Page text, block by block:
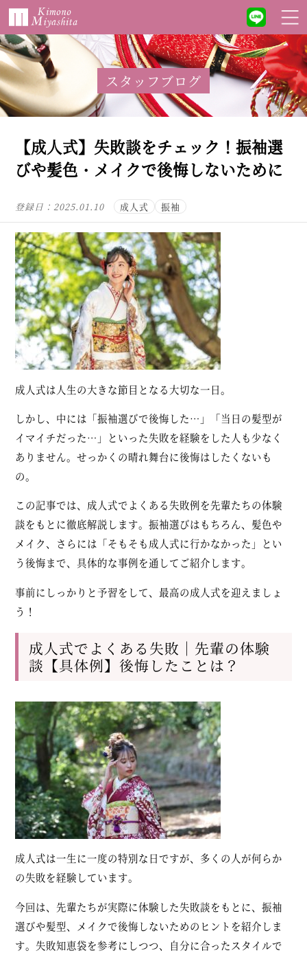
スタッフブログ
【成人式】失敗談をチェック！振袖選
びや髪色・メイクで後悔しないために
登録日：2025.01.10 成人式 振袖
成人式は人生の大きな節目となる大切な一日。
しかし、中には「振袖選びで後悔した…」「当日の髪型が
イマイチだった…」といった失敗を経験をした人も少なく
ありません。せっかくの晴れ舞台に後悔はしたくないも
の。
この記事では、成人式でよくある失敗例を先輩たちの体験
談をもとに徹底解説します。振袖選びはもちろん、髪色や
メイク、さらには「そもそも成人式に行かなかった」とい
う後悔まで、具体的な事例を通してご紹介します。
事前にしっかりと予習をして、最高の成人式を迎えましょ
う！
成人式でよくある失敗｜先輩の体験
談【具体例】後悔したことは？
成人式は一生に一度の特別な日ですが、多くの人が何らか
の失敗を経験しています。
今回は、先輩たちが実際に体験した失敗談をもとに、振袖
選びや髪型、メイクで後悔しないためのヒントを紹介しま
す。失敗知恵袋を参考にしつつ、自分に合ったスタイルで